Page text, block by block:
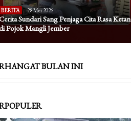
BERITA 28 Mei 2026
Sundari Sang Penjaga Cita Rasa Ketan
Pojok Mangli Jember
BULAN INI